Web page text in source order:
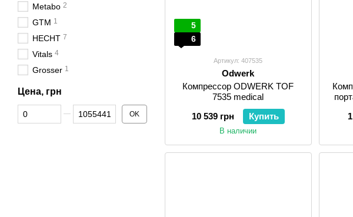
5
6
Артикул: 407535
Odwerk
Компрессор ODWERK TOF
7535 medical
10 539 грн
Купить
В наличии
Metabo 2
GTM 1
HECHT 7
Vitals 4
Grosser 1
Цена, грн
От Цена, грн
До Цена, грн OK